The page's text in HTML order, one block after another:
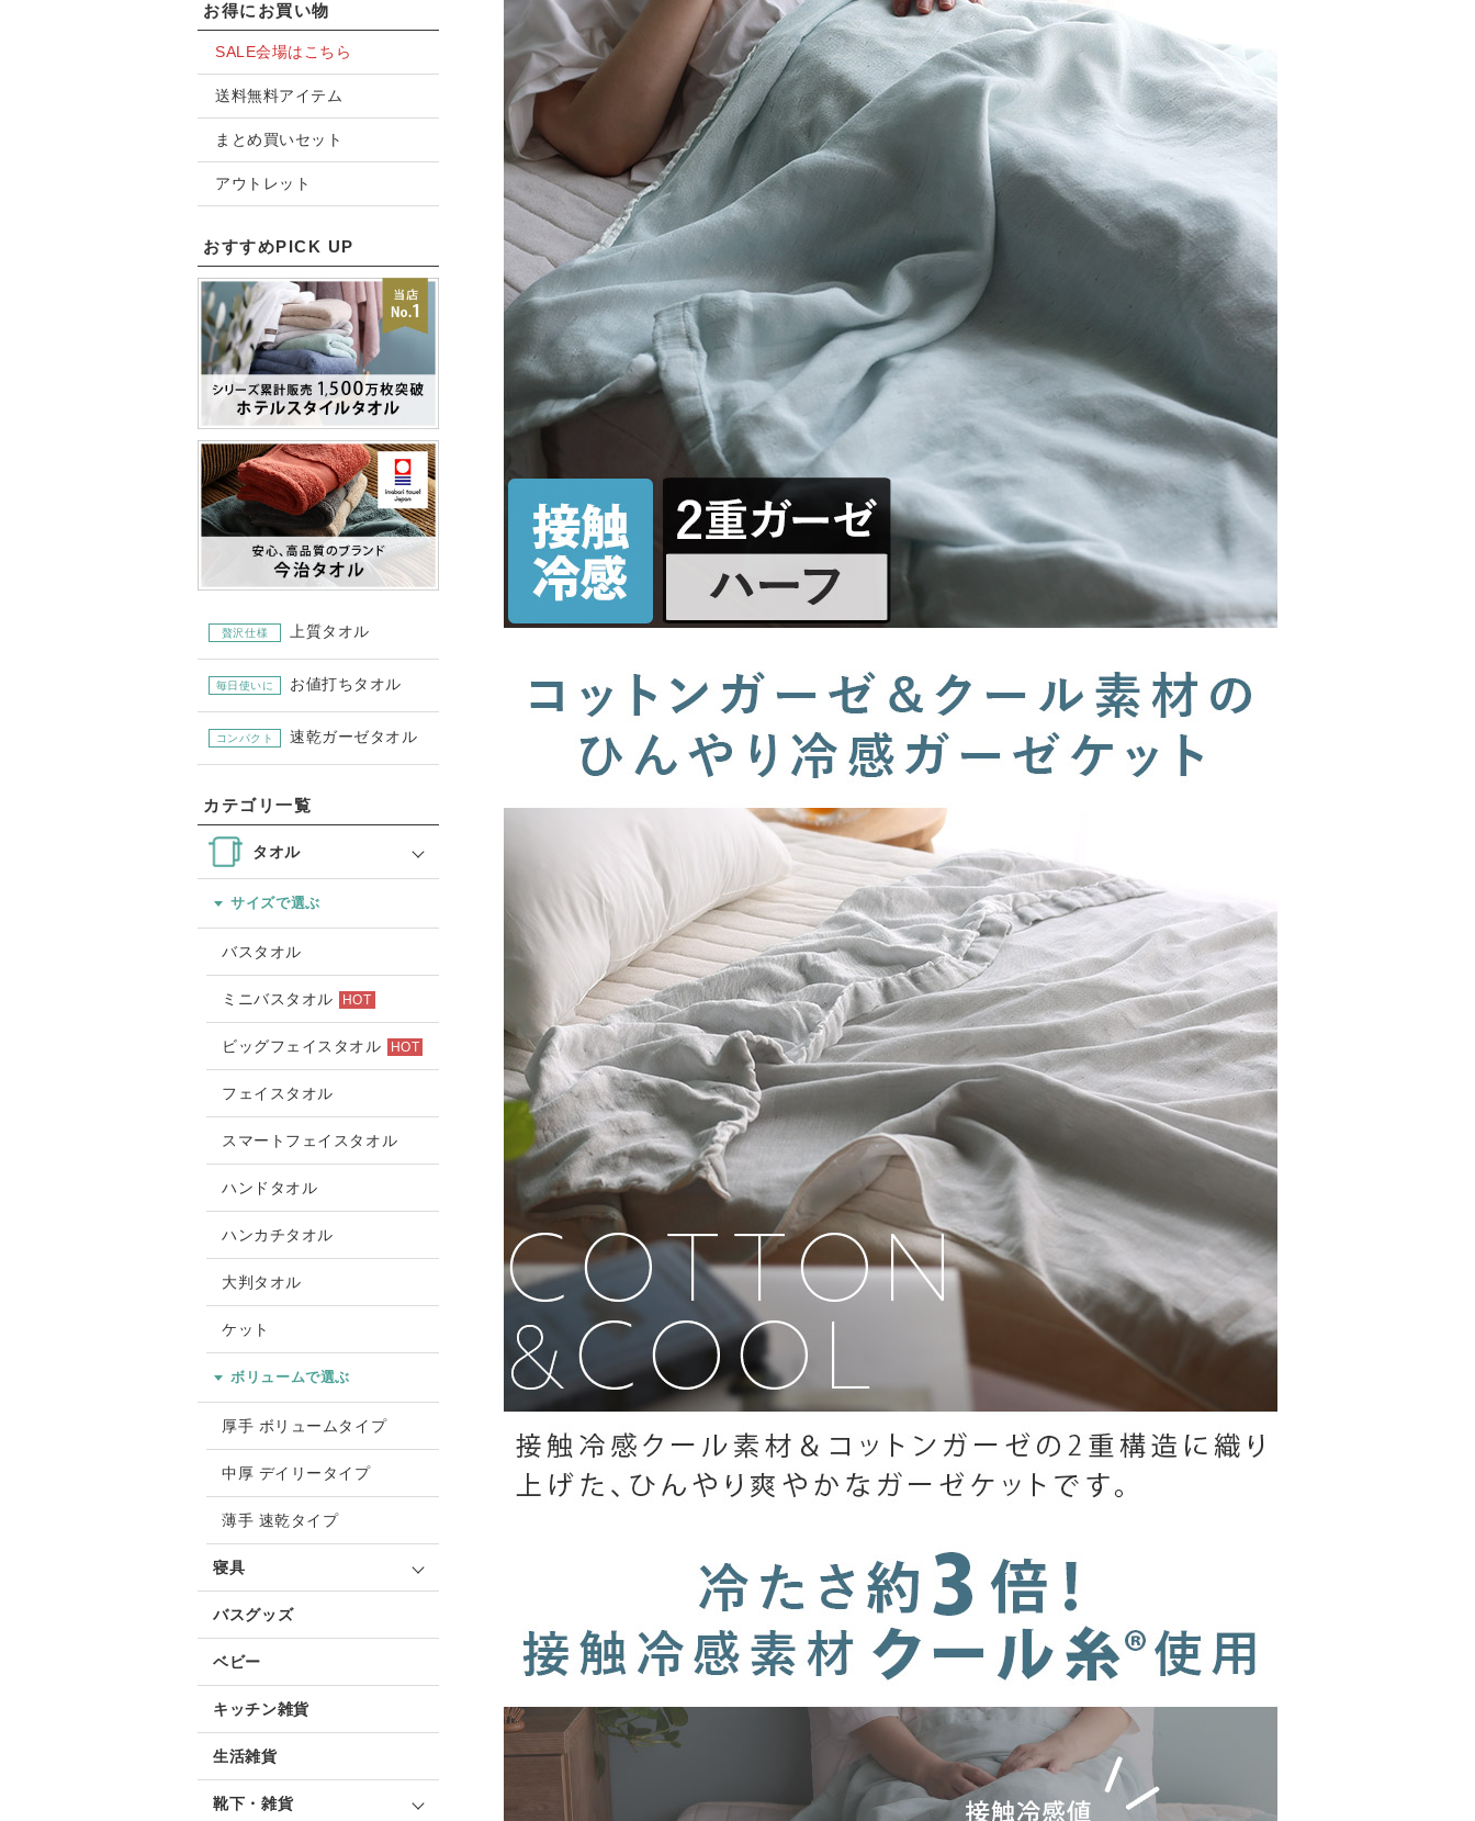
お得にお買い物
SALE会場はこちら
送料無料アイテム
まとめ買いセット
アウトレット
おすすめPICK UP
贅沢仕様 上質タオル
毎日使いに お値打ちタオル
コンパクト 速乾ガーゼタオル
カテゴリ一覧
タオル
サイズで選ぶ
バスタオル
ミニバスタオル HOT
ビッグフェイスタオル HOT
フェイスタオル
スマートフェイスタオル
ハンドタオル
ハンカチタオル
大判タオル
ケット
ボリュームで選ぶ
厚手 ボリュームタイプ
中厚 デイリータイプ
薄手 速乾タイプ
寝具
バスグッズ
ベビー
キッチン雑貨
生活雑貨
靴下・雑貨